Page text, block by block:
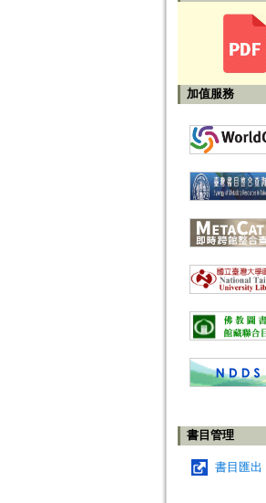
加值服務
書目管理
書目匯出